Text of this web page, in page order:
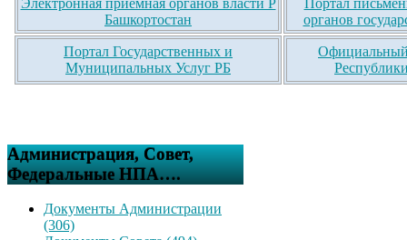
Электронная приемная органов власти Р
Башкортостан
Портал
органов
Портал Государственных и
Муниципальных Услуг РБ
Официальный
Администрация, Совет,
Федеральные НПА….
Документы Администрации
(306)